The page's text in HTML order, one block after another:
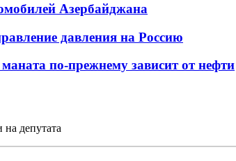
Азербайджана
давления на Россию
по-прежнему зависит от нефти
депутата